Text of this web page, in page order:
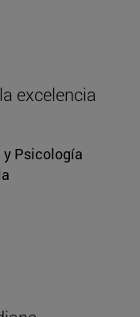
excelencia
y Psicología